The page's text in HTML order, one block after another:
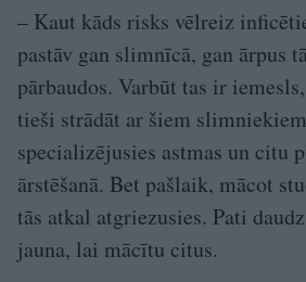
– Kaut kāds risks vēlreiz
pastāv gan slimnīcā, gan ārpus
pārbaudos. Varbūt tas ir
tieši strādāt ar šiem
specializējusies astmas un citu
ārstēšanā. Bet pašlaik, mācot
tās atkal atgriezusies. Pati
jauna, lai mācītu citus.